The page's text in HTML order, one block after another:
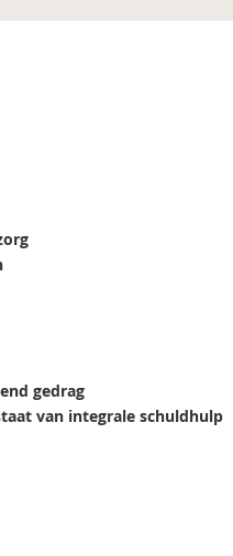
gedrag
van integrale schuldhulp